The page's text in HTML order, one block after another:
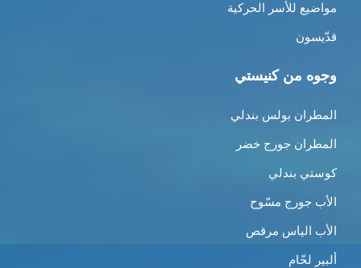
مواضيع للأسر الحركية
قدّيسون
وجوه من كنيستي
المطران بولس بندلي
المطران جورج خضر
كوستي بندلي
الأب جورج مسّوح
الأب الياس مرقص
ألبير لحّام